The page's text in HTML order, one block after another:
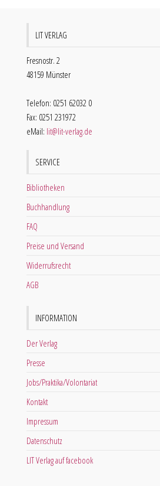
LIT VERLAG
Fresnostr. 2
48159 Münster
Telefon: 0251 62032 0
Fax: 0251 231972
eMail: lit@lit-verlag.de
SERVICE
Bibliotheken
Buchhandlung
FAQ
Preise und Versand
Widerrufsrecht
AGB
INFORMATION
Der Verlag
Presse
Jobs/Praktika/Volontariat
Kontakt
Impressum
Datenschutz
LIT Verlag auf facebook